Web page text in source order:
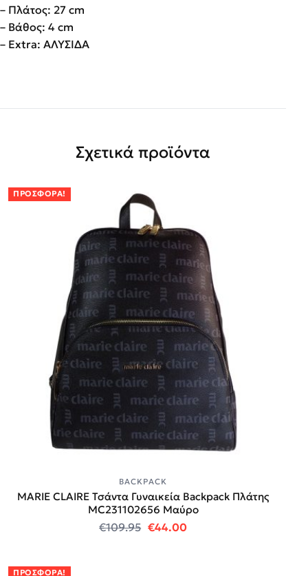
– Πλάτος: 27 cm
– Βάθος: 4 cm
– Extra: ΑΛΥΣΙΔΑ
Σχετικά προϊόντα
ΠΡΟΣΦΟΡΆ!
BACKPACK
MARIE CLAIRE Τσάντα Γυναικεία Backpack Πλάτης
MC231102656 Μαύρο
€109.95 Original price was: €109.95.
€44.00Η τρέχουσα τιμή
ΠΡΟΣΦΟΡΆ!